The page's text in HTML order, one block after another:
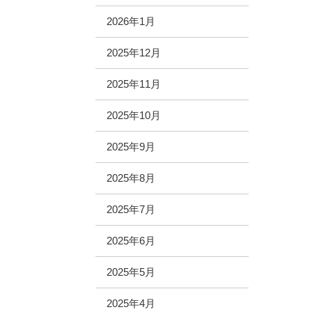
2026年1月
2025年12月
2025年11月
2025年10月
2025年9月
2025年8月
2025年7月
2025年6月
2025年5月
2025年4月